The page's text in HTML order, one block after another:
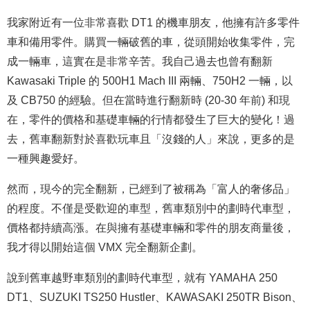
我家附近有一位非常喜歡 DT1 的機車朋友，他擁有許多零件
車和備用零件。購買一輛破舊的車，從頭開始收集零件，完
成一輛車，這實在是非常辛苦。我自己過去也曾有翻新
Kawasaki Triple 的 500H1 Mach III 兩輛、750H2 一輛，以
及 CB750 的經驗。但在當時進行翻新時 (20-30 年前) 和現
在，零件的價格和基礎車輛的行情都發生了巨大的變化！過
去，舊車翻新對於喜歡玩車且「沒錢的人」來說，更多的是
一種興趣愛好。
然而，現今的完全翻新，已經到了被稱為「富人的奢侈品」
的程度。不僅是受歡迎的車型，舊車類別中的劃時代車型，
價格都持續高漲。在與擁有基礎車輛和零件的朋友商量後，
我才得以開始這個 VMX 完全翻新企劃。
說到舊車越野車類別的劃時代車型，就有 YAMAHA 250
DT1、SUZUKI TS250 Hustler、KAWASAKI 250TR Bison、